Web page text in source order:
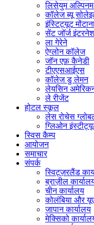
लिसेयुम
कॉलेज ब्यू
इंस्टिट्यूट
सेंट जॉर्ज
ला गेरेने
ऐग्लोन कॉलेज
जॉन एफ़ कैनेडी
टीएएसआईएस
कॉलेज डु लेमन
लेयसिन
ले रीजेंट
होटल स्कूल
लेस रोचेस
ग्लिओन
स्विस कैम्प
आयोजन
समाचार
संपर्क
स्विट्ज़रलैंड
ब्राज़ील
चीन कार्यालय
कोलंबिया और
जापान कार्यालय
मेक्सिको